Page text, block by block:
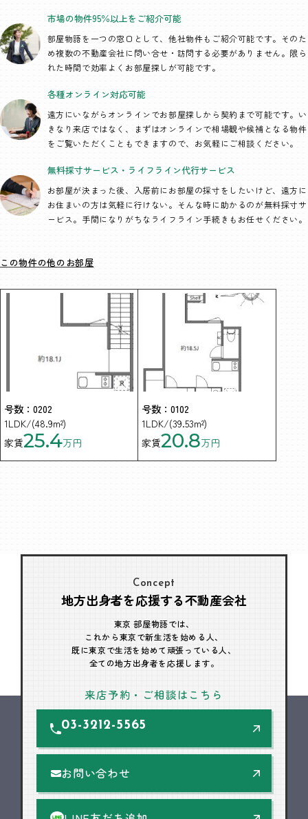
市場の物件95％以上を ご紹介可能
部屋物語を一つの窓口として、他社物件もご紹介可能です。そのた
め複数の不動産会社に問い合せ・訪問する必要がありません。限ら
れた時間で効率よくお部屋探しが可能です。
各種オンライン対応可能
遠方にいながらオンラインでお部屋探しから契約まで可能です。い
きなり来店ではなく、まずはオンラインで相場観や候補となる物件
をご覧いただくこともできますので、お気軽にご相談ください。
無料採寸サービス・ ライフライン代行サービス
お部屋が決まった後、入居前にお部屋の採寸をしたいけど、遠方に
お住まいの方は気軽に行けない。そんな時に助かるのが無料採寸サ
ービス。手間になりがちなライフライン手続きもお任せください。
この物件の他のお部屋
号数：0202
1LDK/(48.9m²)
家賃25.4万円
号数：0102
1LDK/(39.53m²)
家賃20.8万円
Concept
地方出身者を応援する不動産会社
東京 部屋物語では、
これから東京で新生活を始める人、
既に東京で生活を始めて頑張っている人、
全ての地方出身者を応援します。
来店予約・ご相談はこちら
03-3212-5565
お問い合わせ